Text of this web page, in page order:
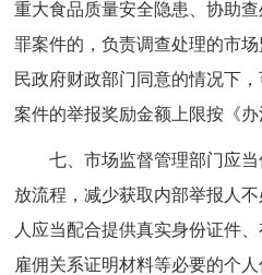
重大食品质量安全隐患、协助
罪案件的，负责调查处理的市
民政府财政部门同意的情况下
案件的举报奖励金额上限按《办
七、市场监督管理部门应
放流程，减少获取内部举报人
人应当配合提供真实身份证件
雇佣关系证明材料等必要的个